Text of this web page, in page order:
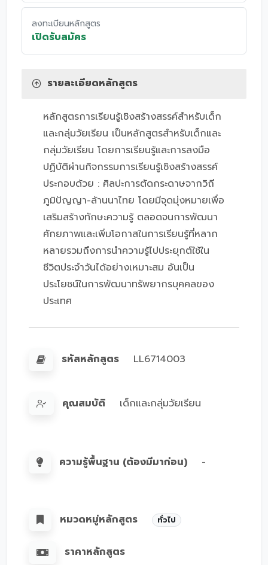
ลงทะเบียนหลักสูตร
เปิดรับสมัคร
รายละเอียดหลักสูตร
หลักสูตรการเรียนรู้เชิงสร้างสรรค์สำหรับเด็ก
และกลุ่มวัยเรียน เป็นหลักสูตรสำหรับเด็กและ
กลุ่มวัยเรียน โดยการเรียนรู้และการลงมือ
ปฏิบัติผ่านกิจกรรมการเรียนรู้เชิงสร้างสรรค์
ประกอบด้วย : ศิลปะการตัดกระดาษจากวิถี
ภูมิปัญญา-ล้านนาไทย โดยมีจุดมุ่งหมายเพื่อ
เสริมสร้างทักษะความรู้ ตลอดจนการพัฒนา
ศักยภาพและเพิ่มโอกาสในการเรียนรู้ที่หลาก
หลายรวมถึงการนำความรู้ไปประยุกต์ใช้ใน
ชีวิตประจำวันได้อย่างเหมาะสม อันเป็น
ประโยชน์ในการพัฒนาทรัพยากรบุคคลของ
ประเทศ
รหัสหลักสูตร LL6714003
คุณสมบัติ เด็กและกลุ่มวัยเรียน
ความรู้พื้นฐาน (ต้องมีมาก่อน) -
หมวดหมู่หลักสูตร ทั่วไป
ราคาหลักสูตร